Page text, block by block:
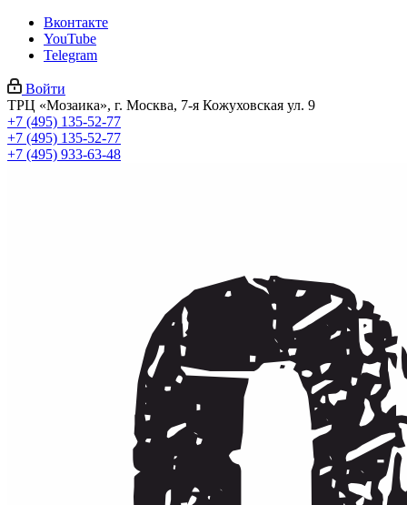
Вконтакте
YouTube
Telegram
Войти
ТРЦ «Мозаика», г. Москва, 7-я Кожуховская ул. 9
+7 (495) 135-52-77
+7 (495) 135-52-77
+7 (495) 933-63-48